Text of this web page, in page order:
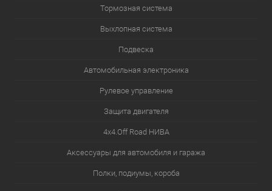
Тормозная система
Выхлопная система
Подвеска
Автомобильная электроника
Рулевое управление
Защита двигателя
4х4.Off Road НИВА
Аксессуары для автомобиля и гаража
Полки, подиумы, короба